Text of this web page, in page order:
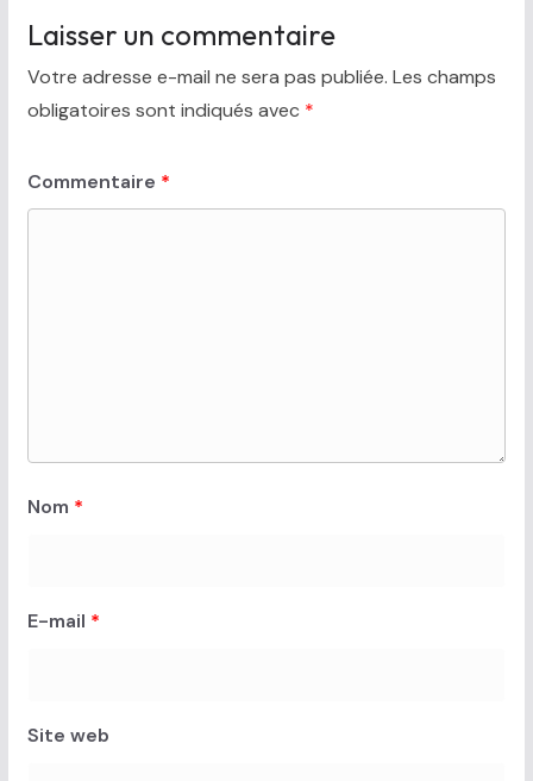
Laisser un commentaire
Votre adresse e-mail ne sera pas publiée. Les champs
obligatoires sont indiqués avec *
Commentaire *
Nom *
E-mail *
Site web